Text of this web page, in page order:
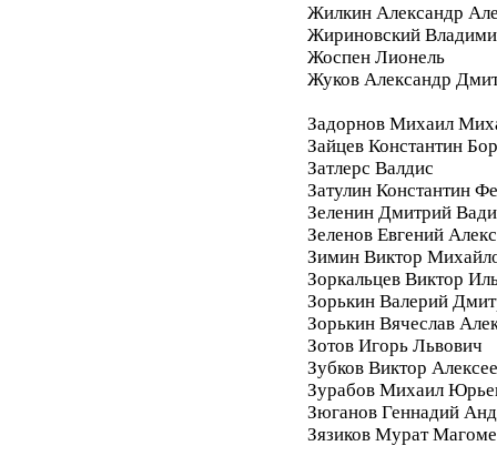
Жилкин Александр
Жириновский
Жоспен Лионель
Жуков Александр
Задорнов Михаил
Зайцев Константин
Затлерс Валдис
Затулин Константин
Зеленин Дмитрий
Зеленов Евгений
Зимин Виктор
Зоркальцев Виктор
Зорькин Валерий
Зорькин Вячеслав
Зотов Игорь Львович
Зубков Виктор
Зурабов Михаил
Зюганов Геннадий
Зязиков Мурат